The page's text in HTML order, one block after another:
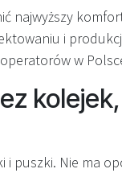
najwyższy
i
w
i puszki. Nie ma